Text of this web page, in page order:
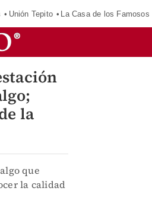
Unión Tepito La Casa de los Famosos
la
que
la calidad